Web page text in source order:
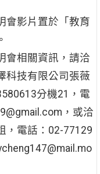
會影片置於「教育
會相關資訊，請洽
科技有限公司張薇
分機21，電
，或洽
，電話：02-77129